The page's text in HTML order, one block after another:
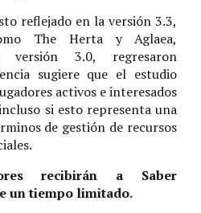
reflejado en la versión 3.3,
The Herta y Aglaea,
3.0, regresaron
sugiere que el estudio
activos e interesados
si esto representa una
de gestión de recursos
recibirán a Saber
un tiempo limitado.